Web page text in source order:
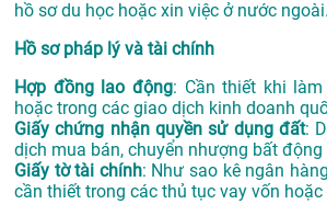
hồ sơ du học hoặc xin việc ở nước ngoài.
Hồ sơ pháp lý và tài chính
Hợp đồng lao động: Cần thiết khi
hoặc trong các giao dịch kinh doanh
Giấy chứng nhận quyền sử dụng đất:
dịch mua bán, chuyển nhượng bất động
Giấy tờ tài chính: Như sao kê ngân
cần thiết trong các thủ tục vay vốn